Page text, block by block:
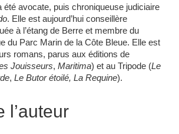
été avocate, puis chroniqueuse judiciaire
. Elle est aujourd’hui conseillère
à l’étang de Berre et membre du
du Parc Marin de la Côte Bleue. Elle est
romans, parus aux éditions de
Jouisseurs, Maritima) et au Tripode (Le
, Le Butor étoilé, La Requine).
l’auteur